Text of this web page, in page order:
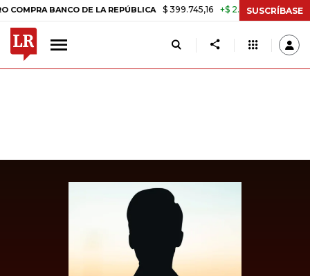
BANCO DE LA REPÚBLICA $ 399.745,16 +$ 2.295,71 +0,58%
SUSCRÍBASE